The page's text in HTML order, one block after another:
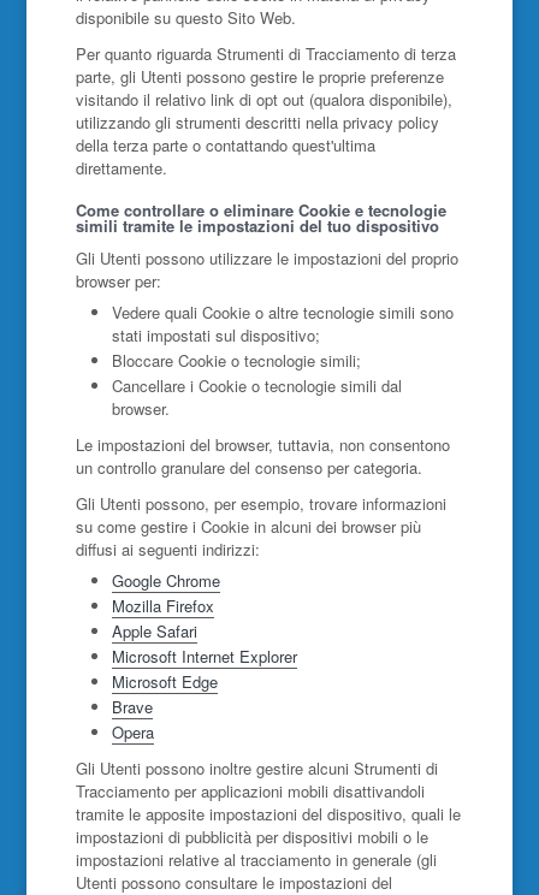
disponibile su questo Sito Web.
Per quanto riguarda Strumenti di Tracciamento di terza
parte, gli Utenti possono gestire le proprie preferenze
visitando il relativo link di opt out (qualora disponibile),
utilizzando gli strumenti descritti nella privacy policy
della terza parte o contattando quest'ultima
direttamente.
Come controllare o eliminare Cookie e tecnologie
simili tramite le impostazioni del tuo dispositivo
Gli Utenti possono utilizzare le impostazioni del proprio
browser per:
Vedere quali Cookie o altre tecnologie simili sono
stati impostati sul dispositivo;
Bloccare Cookie o tecnologie simili;
Cancellare i Cookie o tecnologie simili dal
browser.
Le impostazioni del browser, tuttavia, non consentono
un controllo granulare del consenso per categoria.
Gli Utenti possono, per esempio, trovare informazioni
su come gestire i Cookie in alcuni dei browser più
diffusi ai seguenti indirizzi:
Google Chrome
Mozilla Firefox
Apple Safari
Microsoft Internet Explorer
Microsoft Edge
Brave
Opera
Gli Utenti possono inoltre gestire alcuni Strumenti di
Tracciamento per applicazioni mobili disattivandoli
tramite le apposite impostazioni del dispositivo, quali le
impostazioni di pubblicità per dispositivi mobili o le
impostazioni relative al tracciamento in generale (gli
Utenti possono consultare le impostazioni del